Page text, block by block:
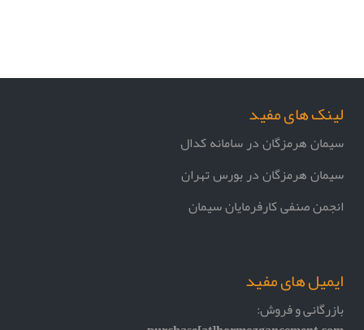
لینک های مفید
سیمان هرمزگان در سامانه کدال
سیمان هرمزگان در بورس تهران
انجمن صنفی کارفرمایان سیمان
ایمیل های مفید
بازرگانی و فروش: